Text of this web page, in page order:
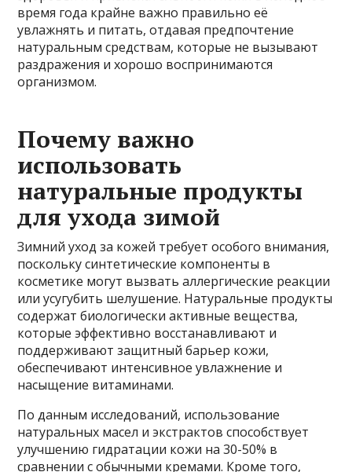
время года крайне важно правильно её
увлажнять и питать, отдавая предпочтение
натуральным средствам, которые не вызывают
раздражения и хорошо воспринимаются
организмом.
Почему важно
использовать
натуральные продукты
для ухода зимой
Зимний уход за кожей требует особого внимания,
поскольку синтетические компоненты в
косметике могут вызвать аллергические реакции
или усугубить шелушение. Натуральные продукты
содержат биологически активные вещества,
которые эффективно восстанавливают и
поддерживают защитный барьер кожи,
обеспечивают интенсивное увлажнение и
насыщение витаминами.
По данным исследований, использование
натуральных масел и экстрактов способствует
улучшению гидратации кожи на 30-50% в
сравнении с обычными кремами. Кроме того,